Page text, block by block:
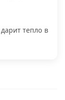
тепло в